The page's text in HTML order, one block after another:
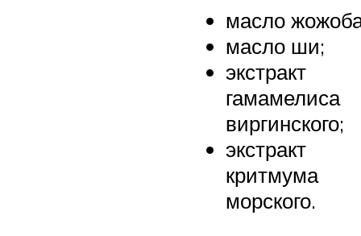
масло
масло ши;
экстракт
гамамелиса
виргинского;
экстракт
критмума
морского.